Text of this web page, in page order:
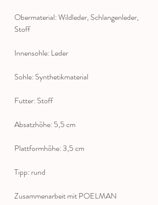
Obermaterial: Wildleder, Schlangenleder,
Stoff
Innensohle: Leder
Sohle: Synthetikmaterial
Futter: Stoff
Absatzhöhe: 5,5 cm
Plattformhöhe: 3,5 cm
Tipp: rund
Zusammenarbeit mit POELMAN